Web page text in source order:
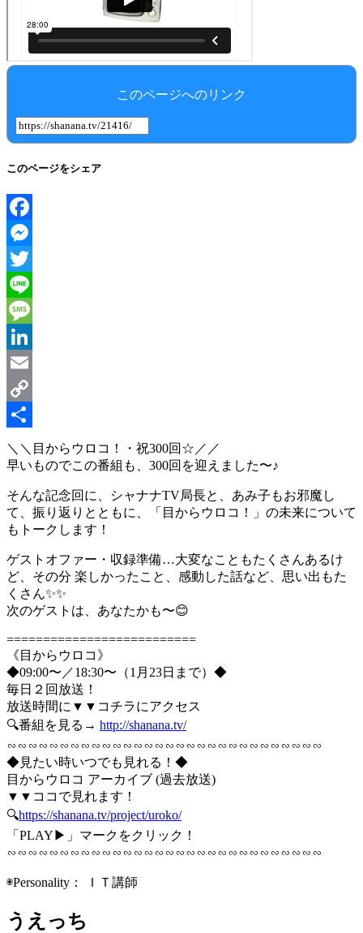
このページへのリンク
このページをシェア
Facebook
Messenger
Twitter
Line
Message
LinkedIn
Email
Copy
Link
共
有
＼＼目からウロコ！・祝300回☆／／
早いものでこの番組も、300回を迎えました〜♪
そんな記念回に、シャナナTV局長と、あみ子もお邪魔し
て、振り返りとともに、「目からウロコ！」の未来について
もトークします！
ゲストオファー・収録準備…大変なこともたくさんあるけ
ど、その分 楽しかったこと、感動した話など、思い出もた
くさん✨✨
次のゲストは、あなたかも〜😊
==========================
《目からウロコ》
◆09:00〜／18:30〜（1月23日まで）◆
毎日２回放送！
放送時間に▼▼コチラにアクセス
🔍番組を見る→ http://shanana.tv/
∽∽∽∽∽∽∽∽∽∽∽∽∽∽∽∽∽∽∽∽∽∽∽∽∽∽∽∽∽∽
◆見たい時いつでも見れる！◆
目からウロコ アーカイブ (過去放送)
▼▼ココで見れます！
🔍https://shanana.tv/project/uroko/
「PLAY▶」マークをクリック！
∽∽∽∽∽∽∽∽∽∽∽∽∽∽∽∽∽∽∽∽∽∽∽∽∽∽∽∽∽∽
◉Personality： ＩＴ講師
うえっち